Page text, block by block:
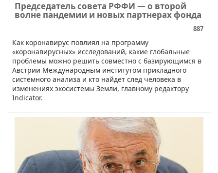
Председатель совета РФФИ — о второй
волне пандемии и новых партнерах фонда
887
Как коронавирус повлиял на программу
«коронавирусных» исследований, какие глобальные
проблемы можно решить совместно с базирующимся в
Австрии Международным институтом прикладного
системного анализа и кто найдет след человека в
изменениях экосистемы Земли, главному редактору
Indicator.